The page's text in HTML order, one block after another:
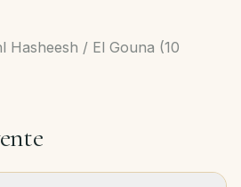
Hasheesh / El Gouna (10